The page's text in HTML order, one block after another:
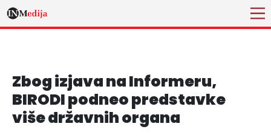
Zbog izjava na Informeru,
BIRODI podneo predstavke
više državnih organa